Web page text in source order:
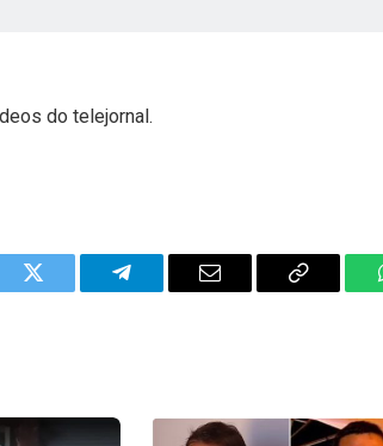
do telejornal.
Twitter Telegram Email
Copy